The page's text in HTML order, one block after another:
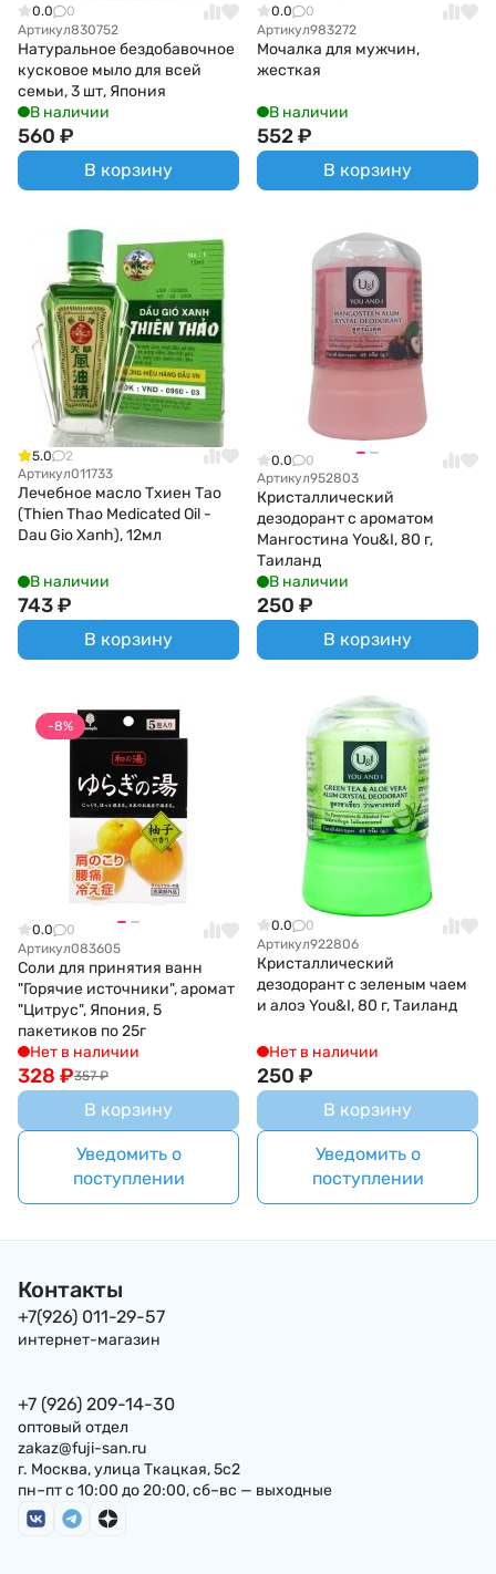
0.0
0
Артикул830752
Натуральное бездобавочное
кусковое мыло для всей
семьи, 3 шт, Япония
В наличии
560 ₽
В корзину
0.0
0
Артикул983272
Мочалка для мужчин,
жесткая
В наличии
552₽
В корзину
5.0
2
Артикул011733
Лечебное масло Тхиен Тао
(Thien Thao Medicated Oil -
Dau Gio Xanh), 12мл
В наличии
743₽
В корзину
0.0
0
Артикул952803
Кристаллический
дезодорант с ароматом
Мангостина You&I, 80 г,
Таиланд
В наличии
250 ₽
В корзину
-8%
0.0
0
Артикул083605
Соли для принятия ванн
"Горячие источники", аромат
"Цитрус", Япония, 5
пакетиков по 25г
Нет в наличии
357 ₽
328 ₽
В корзину
Уведомить о
поступлении
0.0
0
Артикул922806
Кристаллический
дезодорант с зеленым чаем
и алоэ You&I, 80 г, Таиланд
Нет в наличии
250 ₽
В корзину
Уведомить о
поступлении
Контакты
+7(926) 011-29-57
интернет-магазин
+7 (926) 209-14-30
оптовый отдел
zakaz@fuji-san.ru
г. Москва, улица Ткацкая, 5с2
пн–пт с 10:00 до 20:00, сб–вс — выходные